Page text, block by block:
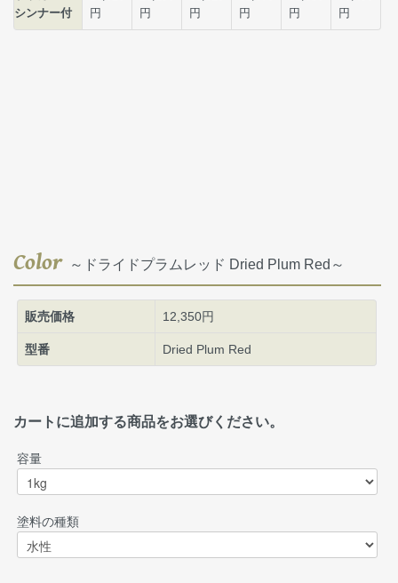
Color～ドライドプラムレッド Dried Plum Red～
販売価格 12,350円
型番 Dried Plum Red
カートに追加する商品をお選びください。
容量
塗料の種類